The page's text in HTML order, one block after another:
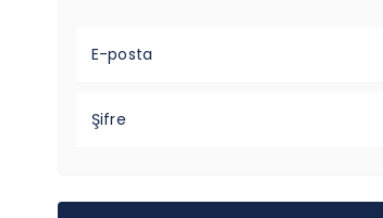
E-posta
Şifre